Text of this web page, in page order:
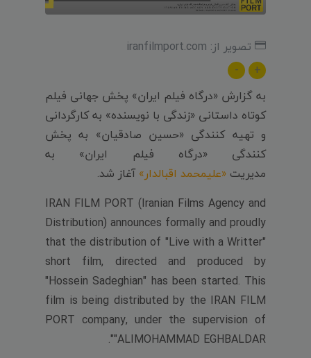
تصویر از: iranfilmport.com
+
-
به گزارش «درگاه فیلم ایران» پخش جهانی فیلم
کوتاه داستانی «زندگی با نویسنده» به کارگردانی
و تهیه کنندگی «حسین صادقیان» به پخش
کنندگی «درگاه فیلم ایران» به
مدیریت «علیمحمد اقبالدار» آغاز شد.
IRAN FILM PORT (Iranian Films Agency and
Distribution) announces formally and proudly
that the distribution of "Live with a Writter"
short film, directed and produced by
"Hossein Sadeghian" has been started. This
film is being distributed by the IRAN FILM
PORT company, under the supervision of
"ALIMOHAMMAD EGHBALDAR".